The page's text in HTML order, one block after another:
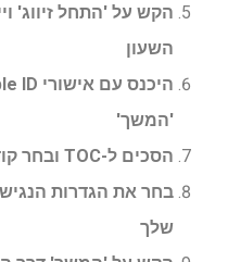
הקש על 'התחל זיווג'
השעון
'המשך'
הסכים ל-TOC ובחר קוד גישה (אם תרצה)
בחר את הגדרות
שלך